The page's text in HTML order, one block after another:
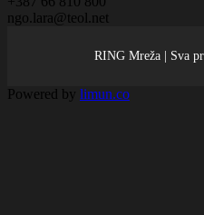
ngo.lara@teol.net
RING Mreža | Sva
Powered by limun.co